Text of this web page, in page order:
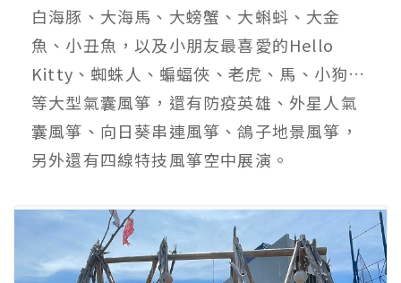
白海豚、大海馬、大螃蟹、大蝌蚪、大金
魚、小丑魚，以及小朋友最喜愛的Hello
Kitty、蜘蛛人、蝙蝠俠、老虎、馬、小狗…
等大型氣囊風箏，還有防疫英雄、外星人氣
囊風箏、向日葵串連風箏、鴿子地景風箏，
另外還有四線特技風箏空中展演。